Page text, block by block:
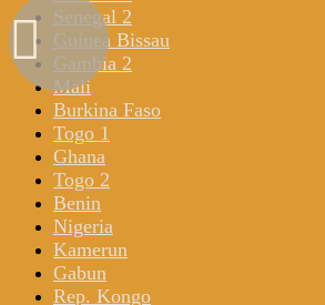
Senegal 2
Guinea Bissau
Gambia 2
Mali
Burkina Faso
Togo 1
Ghana
Togo 2
Benin
Nigeria
Kamerun
Gabun
Rep. Kongo